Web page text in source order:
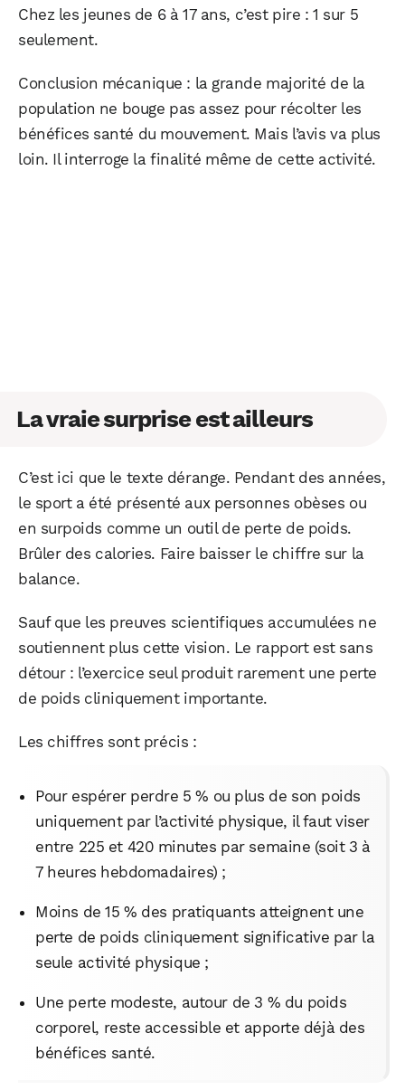
Chez les jeunes de 6 à 17 ans, c’est pire : 1 sur 5
seulement.
Conclusion mécanique : la grande majorité de la
population ne bouge pas assez pour récolter les
bénéfices santé du mouvement. Mais l’avis va plus
loin. Il interroge la finalité même de cette activité.
La vraie surprise est ailleurs
C’est ici que le texte dérange. Pendant des années,
le sport a été présenté aux personnes obèses ou
en surpoids comme un outil de perte de poids.
Brûler des calories. Faire baisser le chiffre sur la
balance.
Sauf que les preuves scientifiques accumulées ne
soutiennent plus cette vision. Le rapport est sans
détour : l’exercice seul produit rarement une perte
de poids cliniquement importante.
Les chiffres sont précis :
Pour espérer perdre 5 % ou plus de son poids
uniquement par l’activité physique, il faut viser
entre 225 et 420 minutes par semaine (soit 3 à
7 heures hebdomadaires) ;
Moins de 15 % des pratiquants atteignent une
perte de poids cliniquement significative par la
seule activité physique ;
Une perte modeste, autour de 3 % du poids
corporel, reste accessible et apporte déjà des
bénéfices santé.